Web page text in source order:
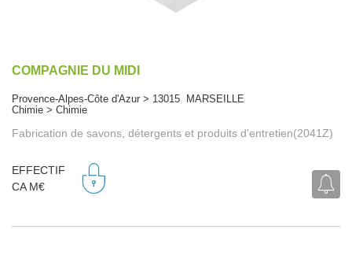
COMPAGNIE DU MIDI
Provence-Alpes-Côte d'Azur > 13015 MARSEILLE
Chimie > Chimie
Fabrication de savons, détergents et produits d'entretien(2041Z)
EFFECTIF
CA M€